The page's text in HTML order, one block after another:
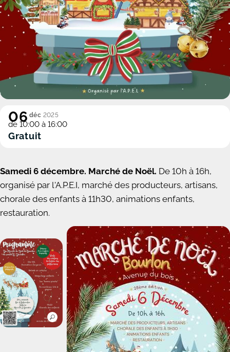
06 déc 2025
de 10:00 à 16:00
Gratuit
Samedi 6 décembre. Marché de Noël. De 10h à 16h,
organisé par l'A.P.E.I, marché des producteurs, artisans,
chorale des enfants à 11h30, animations enfants,
restauration.